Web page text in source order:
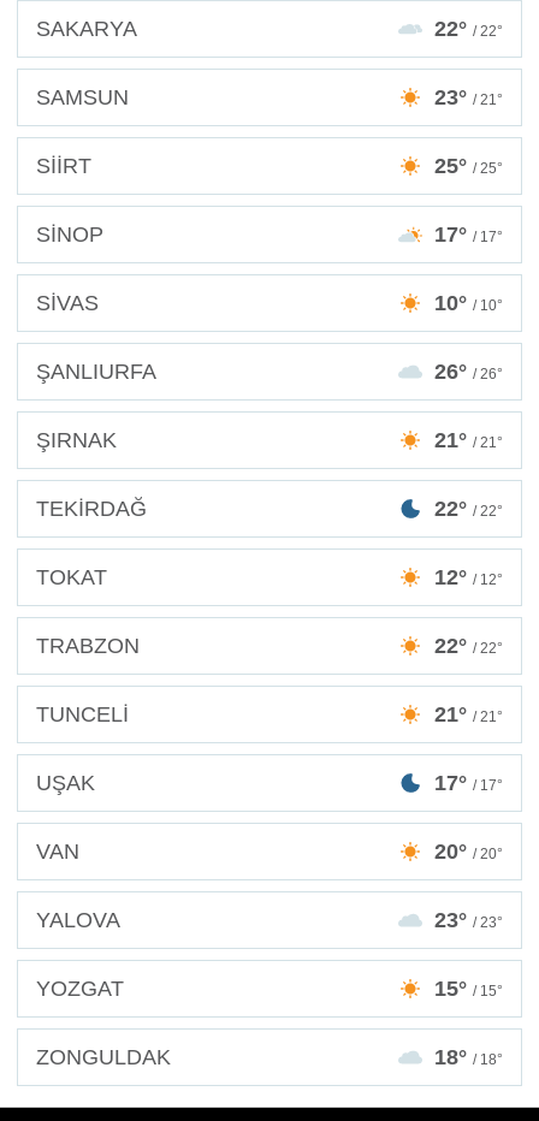
SAKARYA 22° / 22°
SAMSUN 23° / 21°
SİİRT 25° / 25°
SİNOP 17° / 17°
SİVAS 10° / 10°
ŞANLIURFA 26° / 26°
ŞIRNAK 21° / 21°
TEKİRDAĞ 22° / 22°
TOKAT 12° / 12°
TRABZON 22° / 22°
TUNCELİ 21° / 21°
UŞAK 17° / 17°
VAN 20° / 20°
YALOVA 23° / 23°
YOZGAT 15° / 15°
ZONGULDAK 18° / 18°